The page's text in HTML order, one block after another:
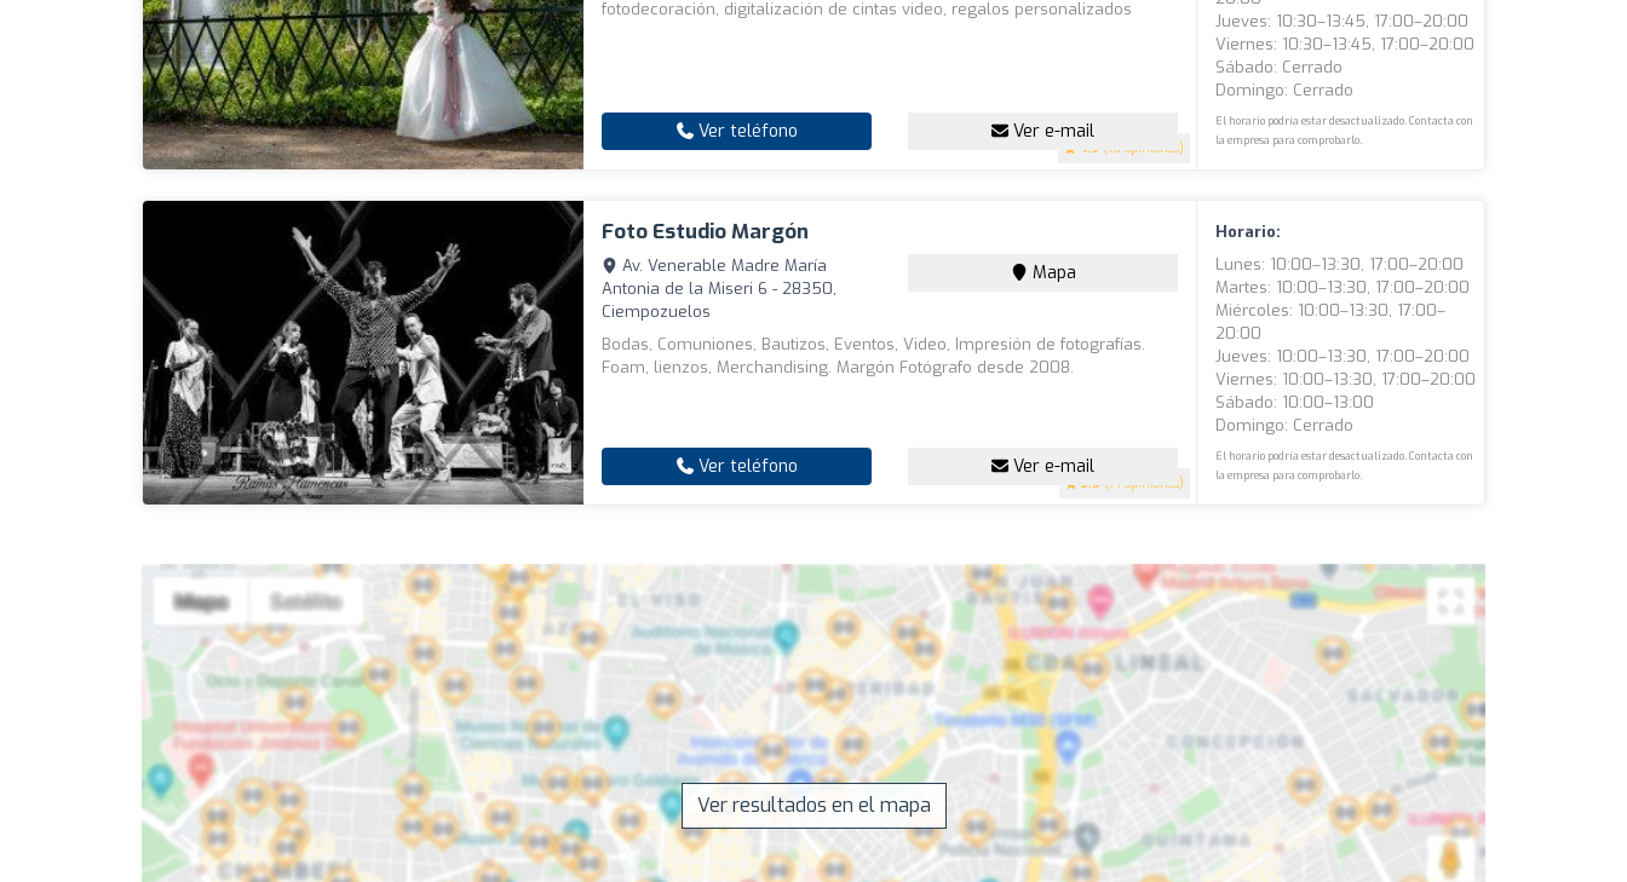
4.9 (16 opiniones)
fotodecoración, digitalización de cintas video, regalos personalizados
Ver teléfono Ver e-mail
Jueves: 10:30–13:45, 17:00–20:00
Viernes: 10:30–13:45, 17:00–20:00
Sábado: Cerrado
Domingo: Cerrado
El horario podría estar desactualizado. Contacta con
la empresa para comprobarlo.
Foto Estudio Margón
3.9 (14 opiniones)
Av. Venerable Madre María
Antonia de la Miseri 6 - 28350,
Ciempozuelos
Mapa
Bodas, Comuniones, Bautizos, Eventos, Video, Impresión de fotografías.
Foam, lienzos, Merchandising. Margón Fotógrafo desde 2008.
Ver teléfono Ver e-mail
Horario:
Lunes: 10:00–13:30, 17:00–20:00
Martes: 10:00–13:30, 17:00–20:00
Miércoles: 10:00–13:30, 17:00–
20:00
Jueves: 10:00–13:30, 17:00–20:00
Viernes: 10:00–13:30, 17:00–20:00
Sábado: 10:00–13:00
Domingo: Cerrado
El horario podría estar desactualizado. Contacta con
la empresa para comprobarlo.
Ver resultados en el mapa